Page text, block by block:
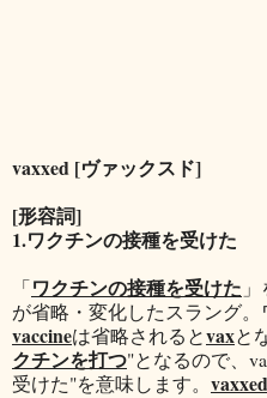
vaxxed [ヴァックスド]
[形容詞]
1.ワクチンの接種を受けた
「ワクチンの接種を受けた
が省略・変化したスラング
vaccineは省略されるとvaxと
クチンを打つ"となるので、
受けた"を意味します。 vaxxed